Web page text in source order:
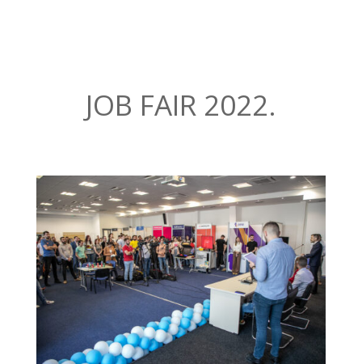
JOB FAIR 2022.